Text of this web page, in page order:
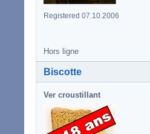
Registered 07.10.2006
Hors ligne
Biscotte
Ver croustillant